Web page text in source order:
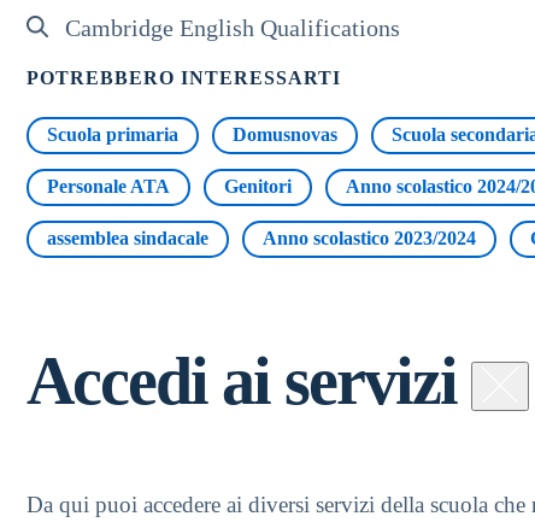
Cambridge English Qualifications
POTREBBERO INTERESSARTI
Scuola primaria Domusnovas Scuola
Personale ATA Genitori Anno scolastico 2024/
assemblea sindacale Anno scolastico 2023/2024
Accedi ai servizi
Da qui puoi accedere ai diversi servizi della scuola che